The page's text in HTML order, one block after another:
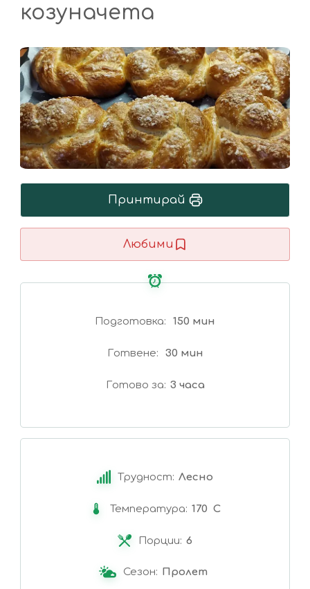
козуначета
Принтирай
Любими
Подготовка 150 мин
Готвене 30 мин
Готово за 3 часа
Трудност: Лесно
Температура: 170 C
Порции: 6
Сезон: Пролет